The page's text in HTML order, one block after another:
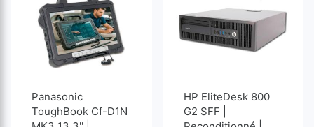
Panasonic
ToughBook Cf-D1N
HP EliteDesk 800
G2 SFF |